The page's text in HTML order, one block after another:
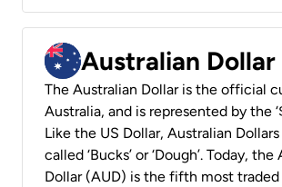
Australian
The Australian Dollar is the official
Australia, and is represented by the
Like the US Dollar, Australian
called ‘Bucks’ or ‘Dough’. Today,
Dollar (AUD) is the fifth most